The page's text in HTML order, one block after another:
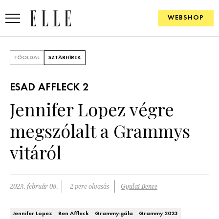
WEBSHOP
SZÉPSÉG
KULTÚRA
ÉLETMÓD
PÁRKAPCSOLAT
FŐOLDAL SZTÁRHÍREK
ESAD AFFLECK 2
Jennifer Lopez végre
megszólalt a Grammys
vitáról
2023. február 08. 2 perc olvasás Gyulai Bence
Jennifer Lopez Ben Affleck Grammy-gála Grammy 2023